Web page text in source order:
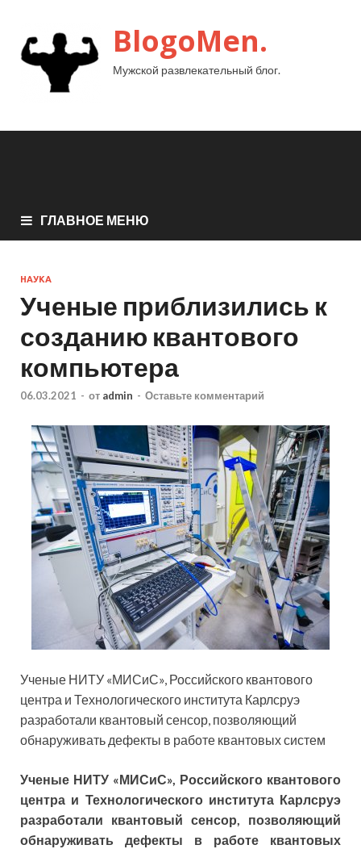
BlogoMen.
Мужской развлекательный блог.
ГЛАВНОЕ МЕНЮ
НАУКА
Ученые приблизились к
созданию квантового
компьютера
06.03.2021 - от admin - Оставьте комментарий
Ученые НИТУ «МИСиС», Российского квантового
центра и Технологического института Карлсруэ
разработали квантовый сенсор, позволяющий
обнаруживать дефекты в работе квантовых систем
Ученые НИТУ «МИСиС», Российского квантового
центра и Технологического института Карлсруэ
разработали квантовый сенсор, позволяющий
обнаруживать дефекты в работе квантовых